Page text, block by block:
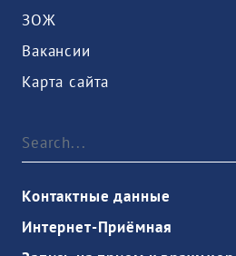
ЗОЖ
Вакансии
Карта сайта
Контактные данные
Интернет-Приёмная